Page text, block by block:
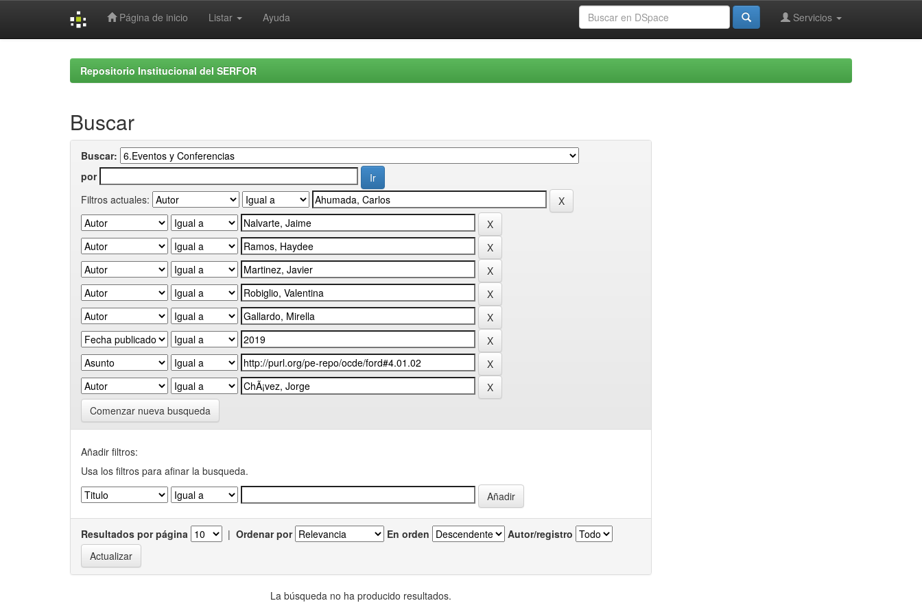
Página de inicio Listar Ayuda Servicios
Repositorio Institucional del SERFOR
Buscar
Buscar:
por
Filtros actuales:
Comenzar nueva busqueda
Añadir filtros:
Usa los filtros para afinar la busqueda.
Resultados por página | Ordenar por En orden Autor/registro
La búsqueda no ha producido resultados.